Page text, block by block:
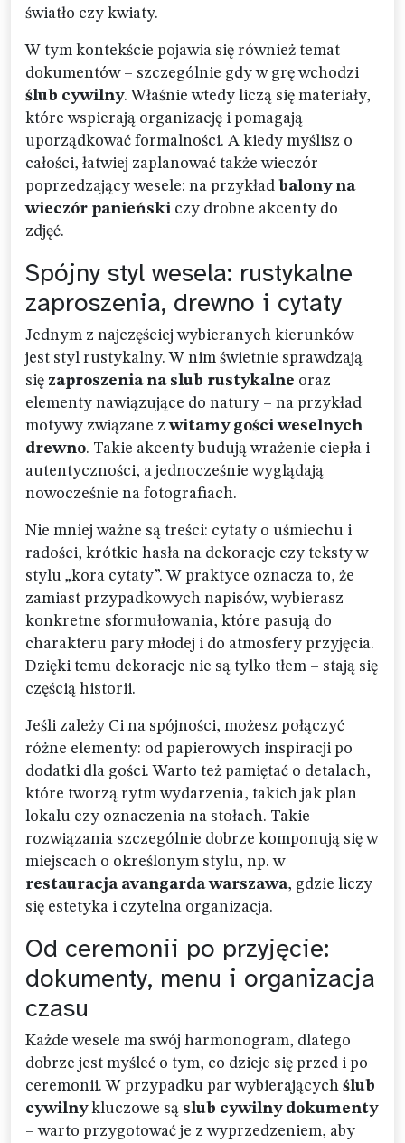
światło czy kwiaty.
W tym kontekście pojawia się również temat
dokumentów – szczególnie gdy w grę wchodzi
ślub cywilny. Właśnie wtedy liczą się materiały,
które wspierają organizację i pomagają
uporządkować formalności. A kiedy myślisz o
całości, łatwiej zaplanować także wieczór
poprzedzający wesele: na przykład balony na
wieczór panieński czy drobne akcenty do
zdjęć.
Spójny styl wesela: rustykalne
zaproszenia, drewno i cytaty
Jednym z najczęściej wybieranych kierunków
jest styl rustykalny. W nim świetnie sprawdzają
się zaproszenia na slub rustykalne oraz
elementy nawiązujące do natury – na przykład
motywy związane zwitamy gości weselnych
drewno. Takie akcenty budują wrażenie ciepła i
autentyczności, a jednocześnie wyglądają
nowocześnie na fotografiach.
Nie mniej ważne są treści: cytaty o uśmiechu i
radości, krótkie hasła na dekoracje czy teksty w
stylu „kora cytaty”. W praktyce oznacza to, że
zamiast przypadkowych napisów, wybierasz
konkretne sformułowania, które pasują do
charakteru pary młodej i do atmosfery przyjęcia.
Dzięki temu dekoracje nie są tylko tłem – stają się
częścią historii.
Jeśli zależy Ci na spójności, możesz połączyć
różne elementy: od papierowych inspiracji po
dodatki dla gości. Warto też pamiętać o detalach,
które tworzą rytm wydarzenia, takich jak plan
lokalu czy oznaczenia na stołach. Takie
rozwiązania szczególnie dobrze komponują się w
miejscach o określonym stylu, np. w
restauracja avangarda warszawa, gdzie liczy
się estetyka i czytelna organizacja.
Od ceremonii po przyjęcie:
dokumenty, menu i organizacja
czasu
Każde wesele ma swój harmonogram, dlatego
dobrze jest myśleć o tym, co dzieje się przed i po
ceremonii. W przypadku par wybierających ślub
cywilnykluczowe są slub cywilny dokumenty
– warto przygotować je z wyprzedzeniem, aby